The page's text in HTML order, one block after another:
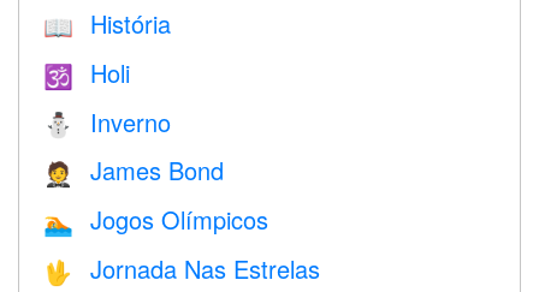
📖 História
🕉 Holi
⛄ Inverno
🤵 James Bond
🏊 Jogos Olímpicos
🖖 Jornada Nas Estrelas